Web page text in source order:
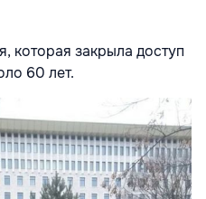
которая закрыла доступ
60 лет.